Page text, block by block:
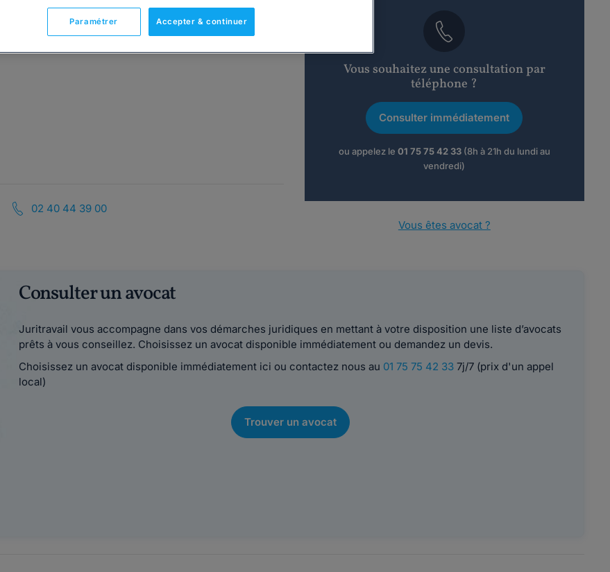
02 40 44 39 00
Vous souhaitez une consultation par
téléphone ?
Consulter immédiatement
ou appelez le 01 75 75 42 33(8h à 21h du lundi au
vendredi)
Vous êtes avocat ?
Consulter un avocat
Juritravail vous accompagne dans vos démarches juridiques en mettant à votre disposition une liste d’avocats
prêts à vous conseillez. Choisissez un avocat disponible immédiatement ou demandez un devis.
Choisissez un avocat disponible immédiatement ici ou contactez nous au 01 75 75 42 337j/7 (prix d'un appel
local)
Trouver un avocat
Accepter & continuer
Paramétrer